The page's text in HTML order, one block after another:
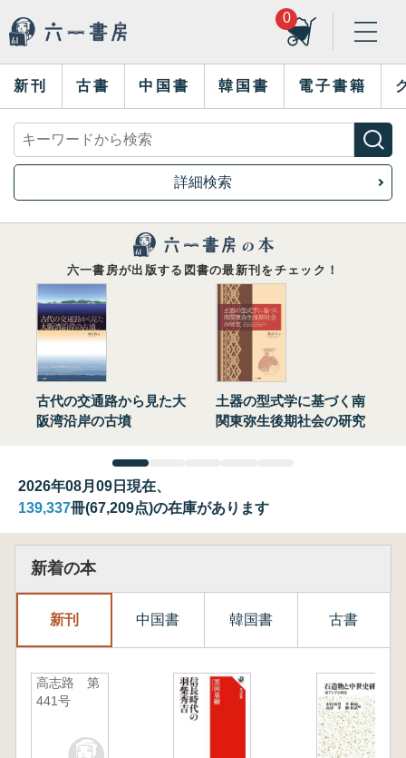
0
新刊 古書 中国書 韓国書 電子書籍
詳細検索
六一書房が出版する図書の最新刊をチェック！
古代の交通路から見た大
阪湾沿岸の古墳
土器の型式学に基づく南
関東弥生後期社会の研究
2026年08月09日現在、
139,337冊(67,209点)の在庫があります
新着の本
新刊 中国書 韓国書 古書
高志路 第
441号